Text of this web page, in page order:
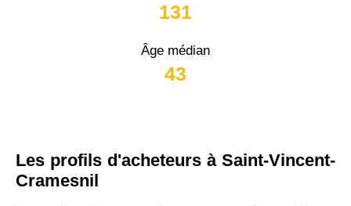
131
Âge médian
43
Les profils d'acheteurs à Saint-Vincent-
Cramesnil